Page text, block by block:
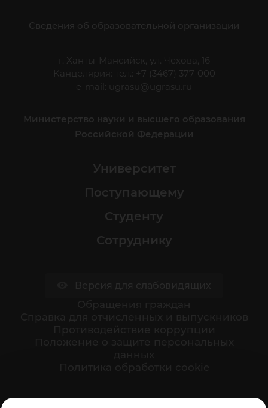
Сведения об образовательной организации
г. Ханты-Мансийск, ул. Чехова, 16
Канцелярия: тел.: +7 (3467) 377-000
e-mail:
ugrasu@ugrasu.ru
Министерство науки и высшего образования
Российской Федерации
Университет
Поступающему
Студенту
Сотруднику